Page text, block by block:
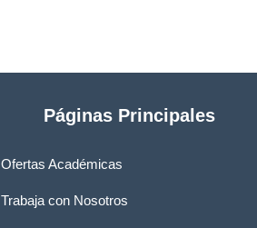
Páginas Principales
Ofertas Académicas
Trabaja con Nosotros